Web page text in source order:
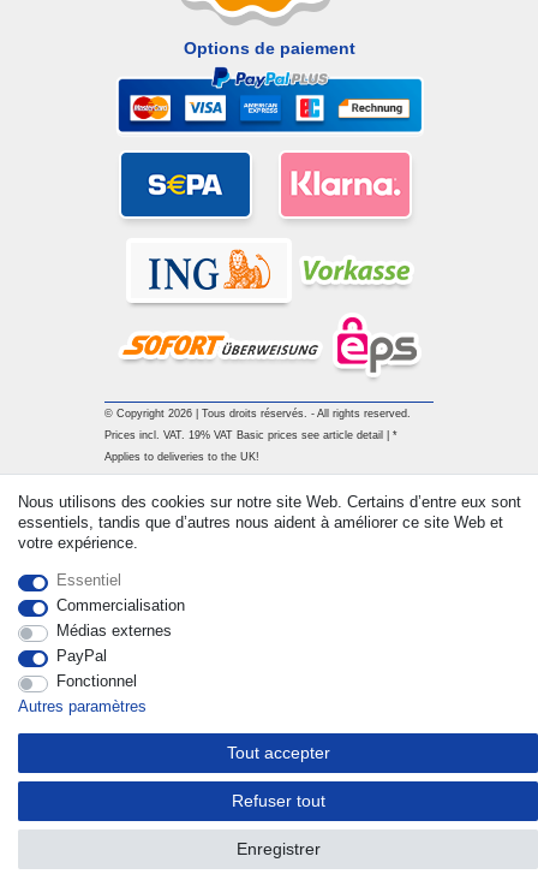
Options de paiement
© Copyright 2026 | Tous droits réservés. - All rights reserved.
Prices incl. VAT. 19% VAT Basic prices see article detail | *
Applies to deliveries to the UK!
Nous utilisons des cookies sur notre site Web. Certains d’entre eux sont
essentiels, tandis que d’autres nous aident à améliorer ce site Web et
votre expérience.
Essentiel
Commercialisation
Médias externes
PayPal
Fonctionnel
Autres paramètres
Tout accepter
Refuser tout
Enregistrer
Rétracter le contrat ici Contact